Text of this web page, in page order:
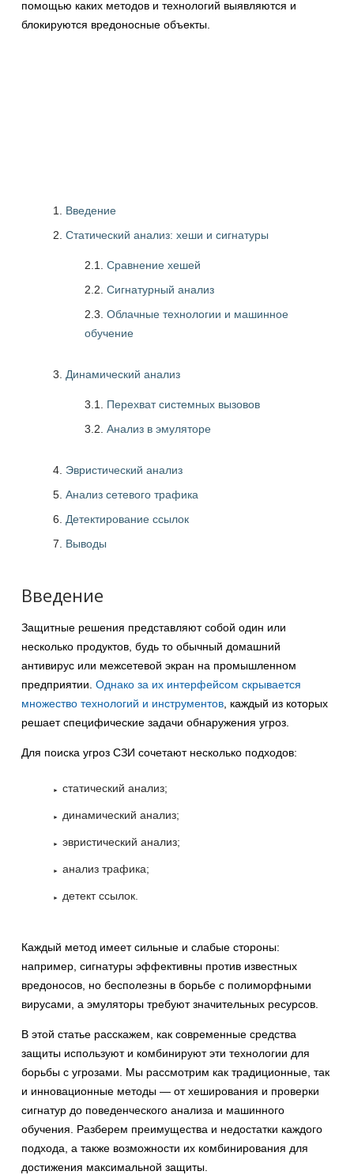
помощью каких методов и технологий выявляются и
блокируются вредоносные объекты.
Введение
Статический анализ: хеши и сигнатуры
2.1. Сравнение хешей
2.2. Сигнатурный анализ
2.3. Облачные технологии и машинное
обучение
Динамический анализ
3.1. Перехват системных вызовов
3.2. Анализ в эмуляторе
Эвристический анализ
Анализ сетевого трафика
Детектирование ссылок
Выводы
Введение
Защитные решения представляют собой один или
несколько продуктов, будь то обычный домашний
антивирус или межсетевой экран на промышленном
предприятии. Однако за их интерфейсом скрывается
множество технологий и инструментов, каждый из которых
решает специфические задачи обнаружения угроз.
Для поиска угроз СЗИ сочетают несколько подходов:
статический анализ;
динамический анализ;
эвристический анализ;
анализ трафика;
детект ссылок.
Каждый метод имеет сильные и слабые стороны:
например, сигнатуры эффективны против известных
вредоносов, но бесполезны в борьбе с полиморфными
вирусами, а эмуляторы требуют значительных ресурсов.
В этой статье расскажем, как современные средства
защиты используют и комбинируют эти технологии для
борьбы с угрозами. Мы рассмотрим как традиционные, так
и инновационные методы — от хеширования и проверки
сигнатур до поведенческого анализа и машинного
обучения. Разберем преимущества и недостатки каждого
подхода, а также возможности их комбинирования для
достижения максимальной защиты.